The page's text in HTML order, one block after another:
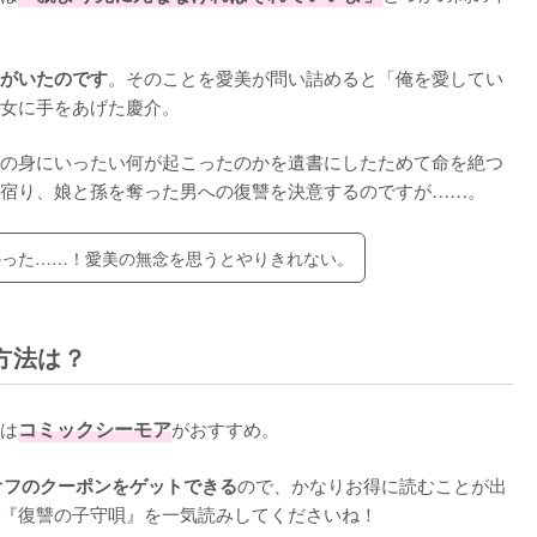
いたのです。そのことを愛美が問い詰めると「俺を愛してい
に手をあげた慶介。
身にいったい何が起こったのかを遺書にしたためて命を絶つ
り、娘と孫を奪った男への復讐を決意するのですが……。
た……！愛美の無念を思うとやりきれない。
法は？
コミックシーモアがおすすめ。
のクーポンをゲットできるので、かなりお得に読むことが出
復讐の子守唄』を一気読みしてくださいね！